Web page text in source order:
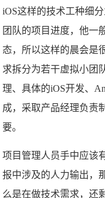
iOS这样的技术工种细
团队的项目进度，他一
态，所以这样的晨会是
求拆分为若干虚拟小团
理、具体的iOS开发、
成，采取产品经理负责
要。
项目管理人员手中应该
报中涉及的人力输出，
么是在做技术需求，还